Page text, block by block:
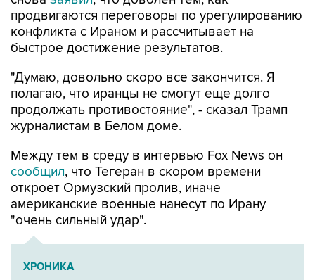
продвигаются переговоры по урегулированию
конфликта с Ираном и рассчитывает на
быстрое достижение результатов.
"Думаю, довольно скоро все закончится. Я
полагаю, что иранцы не смогут еще долго
продолжать противостояние", - сказал Трамп
журналистам в Белом доме.
Между тем в среду в интервью Fox News он
сообщил, что Тегеран в скором времени
откроет Ормузский пролив, иначе
американские военные нанесут по Ирану
"очень сильный удар".
ХРОНИКА